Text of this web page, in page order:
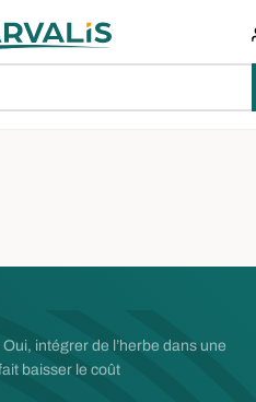
intégrer de l’herbe dans une
baisser le coût